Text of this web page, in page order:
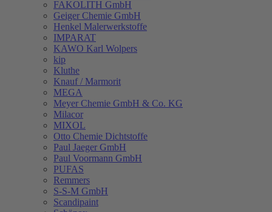
FAKOLITH GmbH
Geiger Chemie GmbH
Henkel Malerwerkstoffe
IMPARAT
KAWO Karl Wolpers
kip
Kluthe
Knauf / Marmorit
MEGA
Meyer Chemie GmbH & Co. KG
Milacor
MIXOL
Otto Chemie Dichtstoffe
Paul Jaeger GmbH
Paul Voormann GmbH
PUFAS
Remmers
S-S-M GmbH
Scandipaint